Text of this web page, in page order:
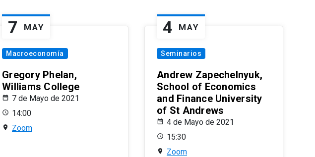
7 MAY
Macroeconomía
Gregory Phelan,
Williams College
7 de Mayo de 2021
14:00
Zoom
4 MAY
Seminarios
Andrew Zapechelnyuk,
School of Economics
and Finance University
of St Andrews
4 de Mayo de 2021
15:30
Zoom